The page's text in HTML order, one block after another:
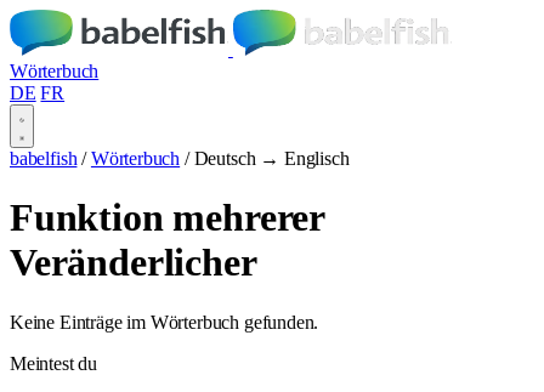
Wörterbuch
DE FR
babelfish / Wörterbuch / Deutsch → Englisch
Funktion mehrerer
Veränderlicher
Keine Einträge im Wörterbuch gefunden.
Meintest du